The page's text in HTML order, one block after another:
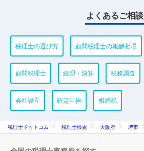
よくあるご相談
税理士の選び方 顧問税理士の報酬相場
顧問税理士 経理・決算 税務調査
会社設立 確定申告 相続税
税理士ドットコム 税理士検索 大阪府 堺市